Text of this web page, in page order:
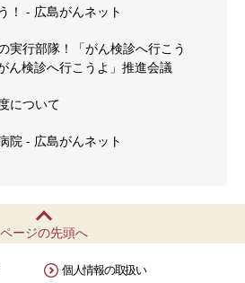
！ - 広島がんネット
実行部隊！「がん検診へ行こう
ん検診へ行こうよ」推進会議
について
院 - 広島がんネット
ページの先頭へ
個人情報の取扱い